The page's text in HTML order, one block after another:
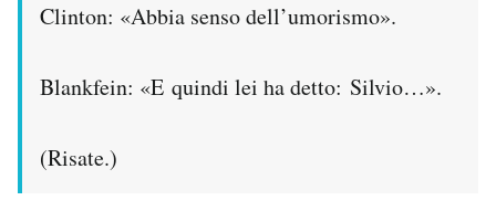
Clinton: «Abbia senso dell’umorismo».
Blankfein: «E quindi lei ha detto: Silvio…».
(Risate.)